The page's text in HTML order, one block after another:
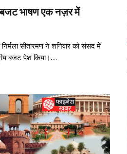
बजट भाषण एक नज़र में
निर्मला सीतारमण ने शनिवार को संसद में
बजट पेश किया।…